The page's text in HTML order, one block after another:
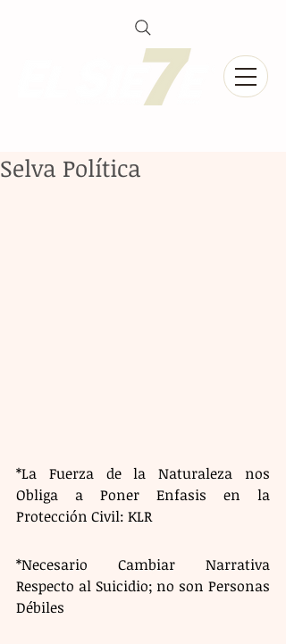
Selva Política
*La Fuerza de la Naturaleza nos
Obliga a Poner Enfasis en la
Protección Civil: KLR
*Necesario Cambiar Narrativa
Respecto al Suicidio; no son Personas
Débiles